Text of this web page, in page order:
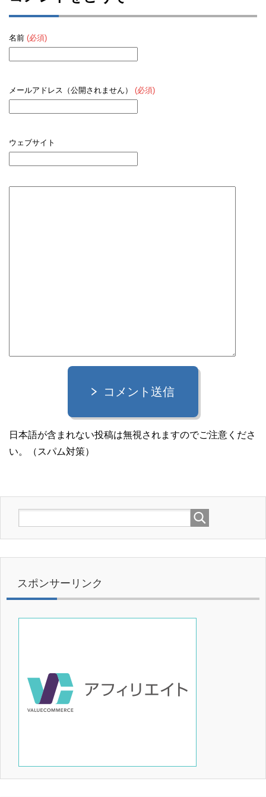
名前 (必須)
メールアドレス（公開されません） (必須)
ウェブサイト
コメント送信
日本語が含まれない投稿は無視されますのでご注意くださ
い。（スパム対策）
スポンサーリンク